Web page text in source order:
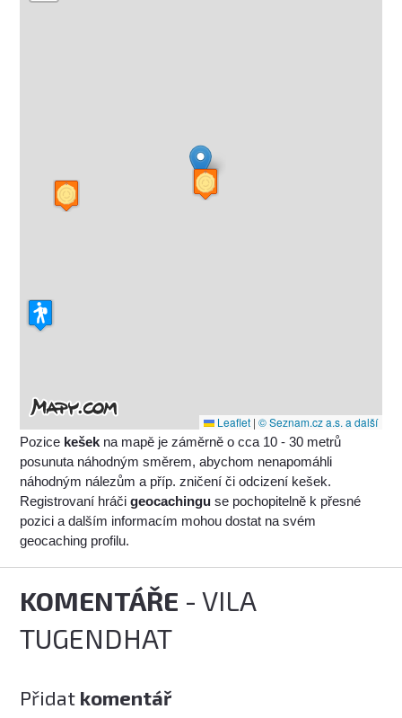
Leaflet | © Seznam.cz a.s. a další
Pozice kešek na mapě je záměrně o cca 10 - 30 metrů
posunuta náhodným směrem, abychom nenapomáhli
náhodným nálezům a příp. zničení či odcizení kešek.
Registrovaní hráčigeocachingu se pochopitelně k přesné
pozici a dalším informacím mohou dostat na svém
geocaching profilu.
KOMENTÁŘE - VILA
TUGENDHAT
Přidat komentář